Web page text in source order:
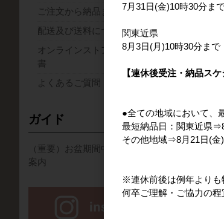
ご注文から納品までの流れ
配送及び送料について
オンラインストアの取り扱い説明
書
よくあるご質問
ガイド
（重要）お盆期間中の集配業務のご
案内
7月31日(金)10時30分ま
関東近県
8月3日(月)10時30分ま
【連休後受注・納品スケ
●全ての地域において、
最短納品日：関東近県
その他地域⇒8月21日(金
※連休前後は例年よりも
何卒ご理解・ご協力の程